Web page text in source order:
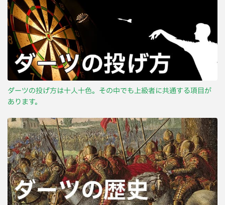
ダーツの投げ方は十人十色。その中でも上級者に共通する項目が
あります。